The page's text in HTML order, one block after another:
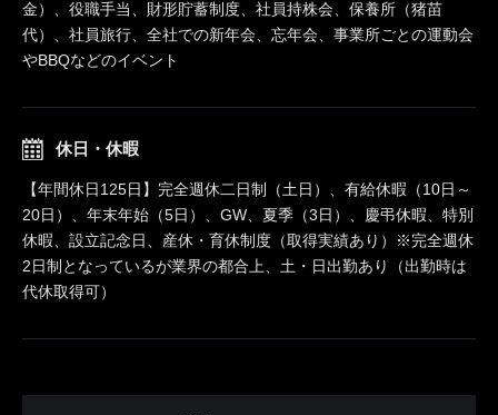
金）、役職手当、財形貯蓄制度、社員持株会、保養所（猪苗
代）、社員旅行、全社での新年会、忘年会、事業所ごとの運動会
やBBQなどのイベント
休日・休暇
【年間休日125日】完全週休二日制（土日）、有給休暇（10日～
20日）、年末年始（5日）、GW、夏季（3日）、慶弔休暇、特別
休暇、設立記念日、産休・育休制度（取得実績あり）※完全週休
2日制となっているが業界の都合上、土・日出勤あり（出勤時は
代休取得可）